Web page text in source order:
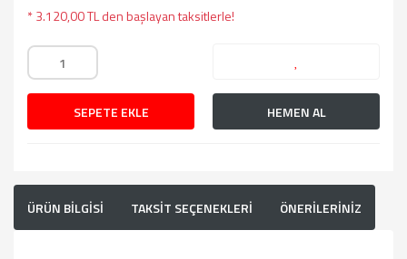
* 3.120,00 TL den başlayan taksitlerle!
SEPETE EKLE HEMEN AL
ÜRÜN BİLGİSİ TAKSİT SEÇENEKLERİ ÖNERİLERİNİZ